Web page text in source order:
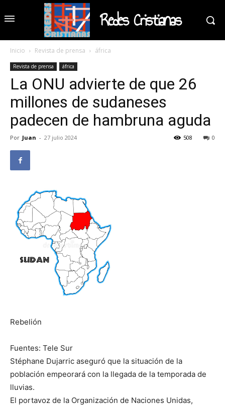
Redes Cristianas
Inicio Revista de prensa áfrica
Revista de prensa áfrica
La ONU advierte de que 26
millones de sudaneses
padecen de hambruna aguda
Por Juan - 27 julio 2024 0
508
Rebelión
Fuentes: Tele Sur
Stéphane Dujarric aseguró que la situación de la
población empeorará con la llegada de la temporada de
lluvias.
El portavoz de la Organización de Naciones Unidas,